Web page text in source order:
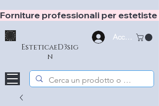
Forniture professionali per
EsteticaeD3sig
n
Accedi